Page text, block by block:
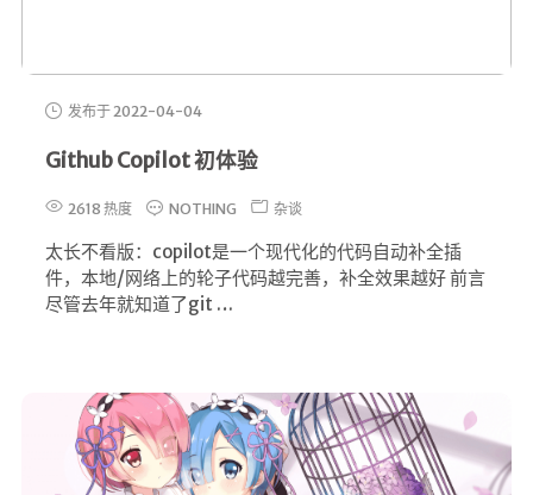
发布于 2022-04-04
Github Copilot 初体验
2618 热度 NOTHING 杂谈
太长不看版：copilot是一个现代化的代码自动补全插
件，本地/网络上的轮子代码越完善，补全效果越好 前言
尽管去年就知道了git …